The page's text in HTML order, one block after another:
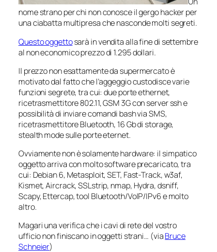
nome strano per chi non conosce il gergo hacker per
unaciabatta multipresa che nasconde molti segreti.
Questo oggettosarà in vendita alla fine di settembre
al non economico prezzo di 1.295 dollari.
Il prezzo non esattamente da supermercato è
motivato dal fatto che l’aggeggio custodisce varie
funzioni segrete, tra cui: due porte ethernet,
ricetrasmettitore 802.11, GSM 3G con server ssh e
possibilità di inviare comandi bash via SMS,
ricetrasmettitore Bluetooth, 16 Gb di storage,
stealth mode sulle porte eternet.
Ovviamente non è solamente hardware: il simpatico
oggetto arriva con molto software precaricato, tra
cui: Debian 6, Metasploit, SET, Fast-Track, w3af,
Kismet, Aircrack, SSLstrip, nmap, Hydra, dsniff,
Scapy, Ettercap, tool Bluetooth/VoIP/IPv6 e molto
altro.
Magari una verifica che i cavi di rete del vostro
ufficio non finiscano in oggetti strani… (viaBruce
Schneier)